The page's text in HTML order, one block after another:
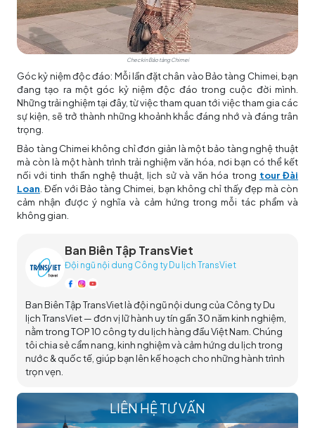
Checkin Bảo tàng Chimei
Góc kỷ niệm độc đáo: Mỗi lần đặt chân vào Bảo tàng Chimei, bạn
đang tạo ra một góc kỷ niệm độc đáo trong cuộc đời mình.
Những trải nghiệm tại đây, từ việc tham quan tới việc tham gia các
sự kiện, sẽ trở thành những khoảnh khắc đáng nhớ và đáng trân
trọng.
Bảo tàng Chimei không chỉ đơn giản là một bảo tàng nghệ thuật
mà còn là một hành trình trải nghiệm văn hóa, nơi bạn có thể kết
nối với tinh thần nghệ thuật, lịch sử và văn hóa trong tour Đài
Loan. Đến với Bảo tàng Chimei, bạn không chỉ thấy đẹp mà còn
cảm nhận được ý nghĩa và cảm hứng trong mỗi tác phẩm và
không gian.
Ban Biên Tập TransViet
Đội ngũ nội dung Công ty Du lịch TransViet
Ban Biên Tập TransViet là đội ngũ nội dung của Công ty Du
lịch TransViet — đơn vị lữ hành uy tín gần 30 năm kinh nghiệm,
nằm trong TOP 10 công ty du lịch hàng đầu Việt Nam. Chúng
tôi chia sẻ cẩm nang, kinh nghiệm và cảm hứng du lịch trong
nước & quốc tế, giúp bạn lên kế hoạch cho những hành trình
trọn vẹn.
LIÊN HỆ TƯ VẤN